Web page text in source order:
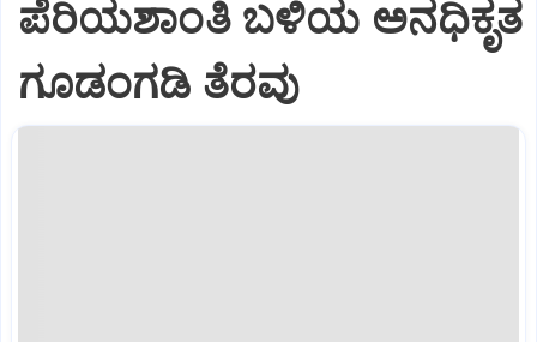
ಪೆರಿಯಶಾಂತಿ ಬಳಿಯ ಅನಧಿಕೃತ
ಗೂಡಂಗಡಿ ತೆರವು